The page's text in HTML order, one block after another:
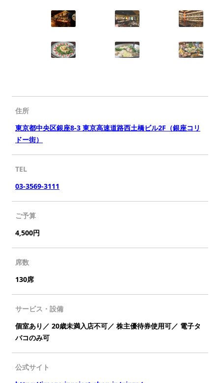
住所
東京都中央区銀座8-3 東京高速道路西土橋ビル2F（銀座コリ
ドー街）
TEL
03-3569-3111
ご予算
4,500円
席数
130席
サービス・設備
個室あり／ 20歳未満入店不可／ 株主優待券使用可／ 電子タ
バコのみ可
公式サイト